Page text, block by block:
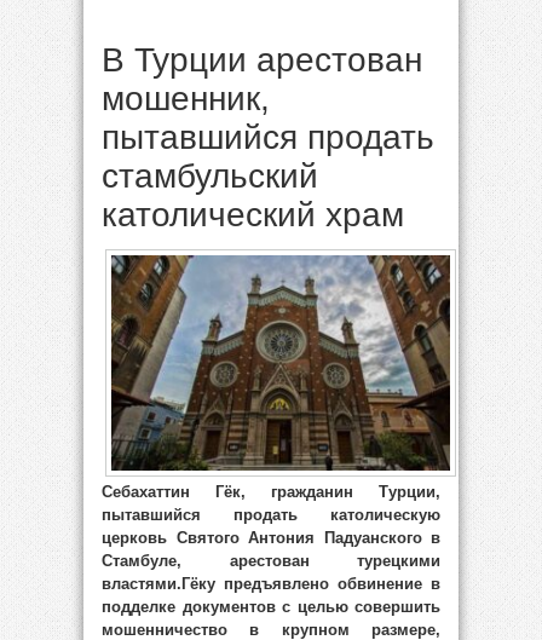
В Турции арестован
мошенник,
пытавшийся продать
стамбульский
католический храм
Себахаттин Гёк, гражданин Турции,
пытавшийся продать католическую
церковь Святого Антония Падуанского в
Стамбуле, арестован турецкими
властями.Гёку предъявлено обвинение в
подделке документов с целью совершить
мошенничество в крупном размере,